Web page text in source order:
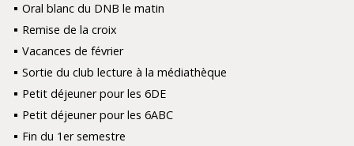
Oral blanc du DNB le matin
Remise de la croix
Vacances de février
Sortie du club lecture à la médiathèque
Petit déjeuner pour les 6DE
Petit déjeuner pour les 6ABC
Fin du 1er semestre